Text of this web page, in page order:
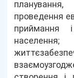
планування,
проведення
приймання
населення;